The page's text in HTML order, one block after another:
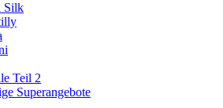
Silk
Teil 2
Superangebote